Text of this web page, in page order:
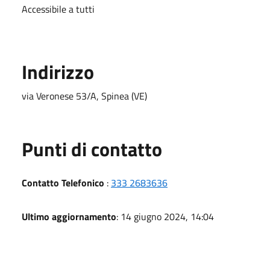
Accessibile a tutti
Indirizzo
via Veronese 53/A, Spinea (VE)
Punti di contatto
Contatto Telefonico : 333 2683636
Ultimo aggiornamento: 14 giugno 2024, 14:04